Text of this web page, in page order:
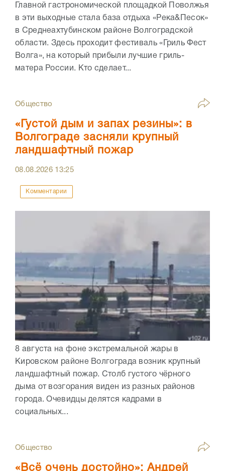
Главной гастрономической площадкой Поволжья
в эти выходные стала база отдыха «Река&Песок»
в Среднеахтубинском районе Волгоградской
области. Здесь проходит фестиваль «Гриль Фест
Волга», на который прибыли лучшие гриль-
матера России. Кто сделает...
Общество
«Густой дым и запах резины»: в
Волгограде засняли крупный
ландшафтный пожар
08.08.2026 13:25
Комментарии
8 августа на фоне экстремальной жары в
Кировском районе Волгограда возник крупный
ландшафтный пожар. Столб густого чёрного
дыма от возгорания виден из разных районов
города. Очевидцы делятся кадрами в
социальных...
Общество
«Всё очень достойно»: Андрей